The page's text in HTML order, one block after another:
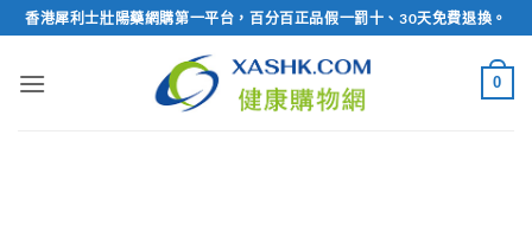
Skip
to
content
香港犀利士壯陽藥網購第一平台，百分百正品假一罰十、30天免費退換。
0